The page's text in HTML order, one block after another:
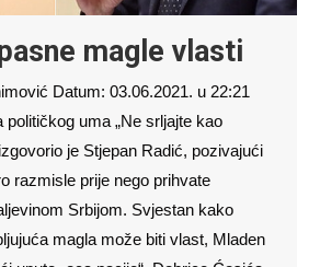
magle vlasti
Datum: 03.06.2021. u 22:21
političkog uma „Ne srljajte kao
je Stjepan Radić, pozivajući
razmisle prije nego prihvate
Srbijom. Svjestan kako
magla može biti vlast, Mladen